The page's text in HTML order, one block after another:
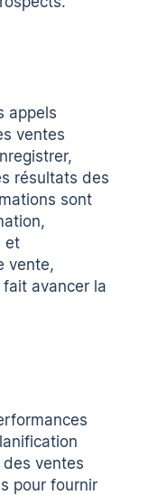
appels
ventes
résultats des
sont
et
vente,
avancer la
ventes
pour fournir